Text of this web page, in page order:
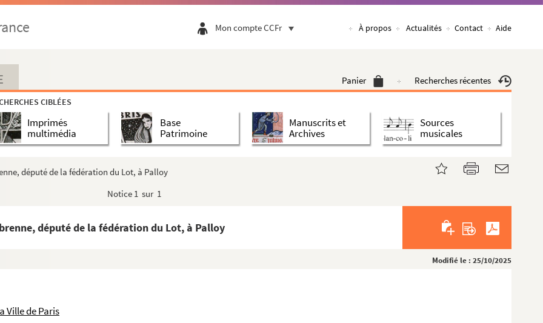
Mon compte CCFr À propos Actualités Contact Aide
Panier Recherches récentes
CIBLÉES
Imprimés
multimédia
Base
Patrimoine
Manuscrits et
Archives
Sources
musicales
député de la fédération du Lot, à Palloy
Notice 1 sur 1
député de la fédération du Lot, à Palloy
Modifié le : 25/10/2025
Ville de Paris